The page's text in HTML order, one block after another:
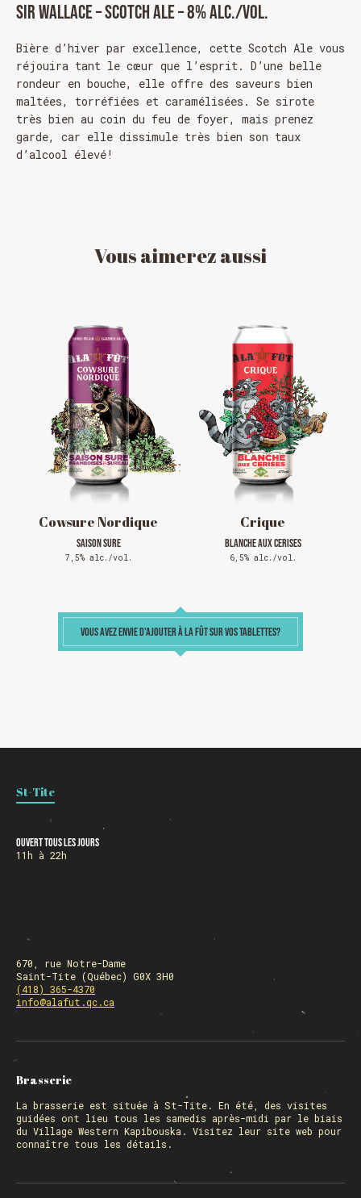
Sir Wallace – Scotch Ale – 8% alc./vol.
Bière d’hiver par excellence, cette Scotch Ale vous
réjouira tant le cœur que l’esprit. D’une belle
rondeur en bouche, elle offre des saveurs bien
maltées, torréfiées et caramélisées. Se sirote
très bien au coin du feu de foyer, mais prenez
garde, car elle dissimule très bien son taux
d’alcool élevé!
Vousaimerezaussi
Cowsure Nordique
SAISON SURE
7,5% alc./vol.
Crique
BLANCHE AUX CERISES
6,5% alc./vol.
VOUS AVEZ ENVIE D'AJOUTER À LA FÛT SUR VOS TABLETTES?
St-Tite
Ouvert tous les jours
11h à 22h
670, rue Notre-Dame
Saint-Tite (Québec) G0X 3H0
(418) 365-4370
info@alafut.qc.ca
Brasserie
La brasserie est située à St-Tite. En été, des visites
guidées ont lieu tous les samedis après-midi par le biais
du Village Western Kapibouska. Visitez leur site web pour
connaître tous les détails.
HORAIRE DES FÊTES
FERMÉ du 23 au 25 décembre
OUVERT 26 et 27 déc. de 11h à 22h
OUVERT 28 et 29 déc. de 09h à 22h
OUVERT 30 déc. de 11h à 22h
FERMÉ 31 déc. et 01 janvier